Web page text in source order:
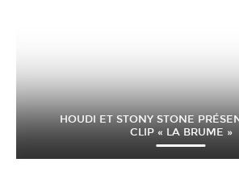
HOUDI ET STONY STONE
CLIP « LA BRUME »